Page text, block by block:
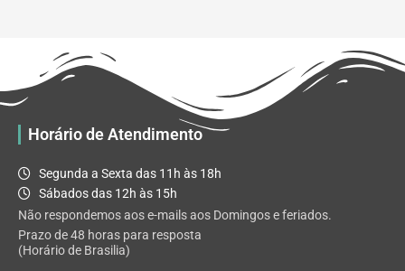
Horário de Atendimento
Segunda a Sexta das 11h às 18h
Sábados das 12h às 15h
Não respondemos aos e-mails aos Domingos e feriados.
Prazo de 48 horas para resposta
(Horário de Brasilia)